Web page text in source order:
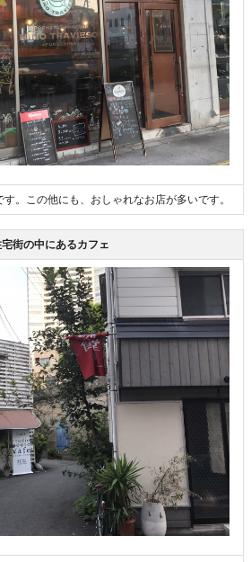
。この他にも、おしゃれなお店が多いです。
街の中にあるカフェ